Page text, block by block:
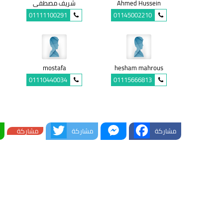
Ahmed Hussein
01145002210
شريف مصطفى
01111100291
hesham mahrous
01115666813
mostafa
01110440034
مشاركة Facebook
Messenger
مشاركة Twitterمشاركة